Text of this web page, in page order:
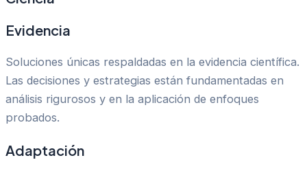
Evidencia
Soluciones únicas respaldadas en la evidencia científica.
Las decisiones y estrategias están fundamentadas en
análisis rigurosos y en la aplicación de enfoques
probados.
Adaptación